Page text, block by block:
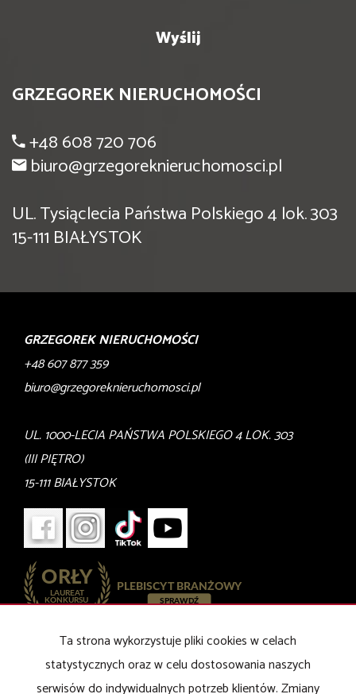
GRZEGOREK NIERUCHOMOŚCI
+48 608 720 706
biuro@grzegoreknieruchomosci.pl
UL. Tysiąclecia Państwa Polskiego 4 lok. 303
15-111 BIAŁYSTOK
GRZEGOREK NIERUCHOMOŚCI
+48 607 877 359
biuro@grzegoreknieruchomosci.pl
UL. 1000-LECIA PAŃSTWA POLSKIEGO 4 LOK. 303
(III PIĘTRO)
15-111 BIAŁYSTOK
Mieszkaniana wynajem
Domyna wynajem
Działki na wynajem
Ta strona wykorzystuje pliki cookies w celach
statystycznych oraz w celu dostosowania naszych
serwisów do indywidualnych potrzeb klientów. Zmiany